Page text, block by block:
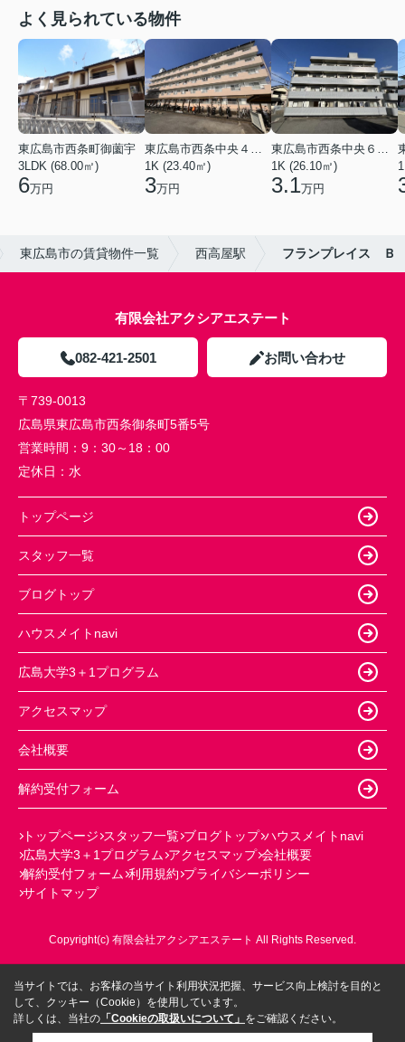
よく見られている物件
東広島市西条町御薗宇
3LDK (68.00㎡)
6万円
東広島市西条中央４丁目
1K (23.40㎡)
3万円
東広島市西条中央６丁目
1K (26.10㎡)
3.1万円
東広島市の賃貸物件一覧 西高屋駅 フランプレイス Ｂ
有限会社アクシアエステート
082-421-2501 お問い合わせ
〒739-0013
広島県東広島市西条御条町5番5号
営業時間： 9：30～18：00
定休日： 水
トップページ
スタッフ一覧
ブログトップ
ハウスメイトnavi
広島大学3＋1プログラム
アクセスマップ
会社概要
解約受付フォーム
トップページ スタッフ一覧 ブログトップ ハウスメイトnavi
広島大学3＋1プログラム アクセスマップ 会社概要
解約受付フォーム 利用規約 プライバシーポリシー
サイトマップ
Copyright(c) 有限会社アクシアエステート All Rights Reserved.
当サイトでは、お客様の当サイト利用状況把握、サービス向上検討を目的と
して、クッキー（Cookie）を使用しています。
詳しくは、当社の 「Cookieの取扱いについて」 をご確認ください。